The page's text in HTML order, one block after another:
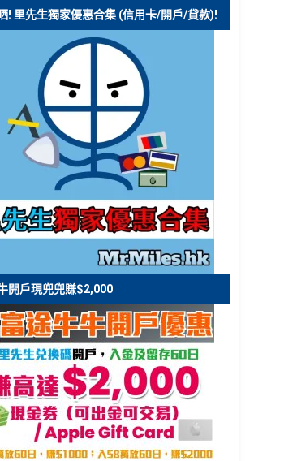
! 里先生獨家優惠合集 (信用卡/開戶/貸款)!
開戶現兜兜賺$2,000